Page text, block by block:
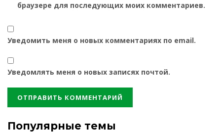
браузере для последующих моих комментариев.
Уведомить меня о новых комментариях по email.
Уведомлять меня о новых записях почтой.
Популярные темы